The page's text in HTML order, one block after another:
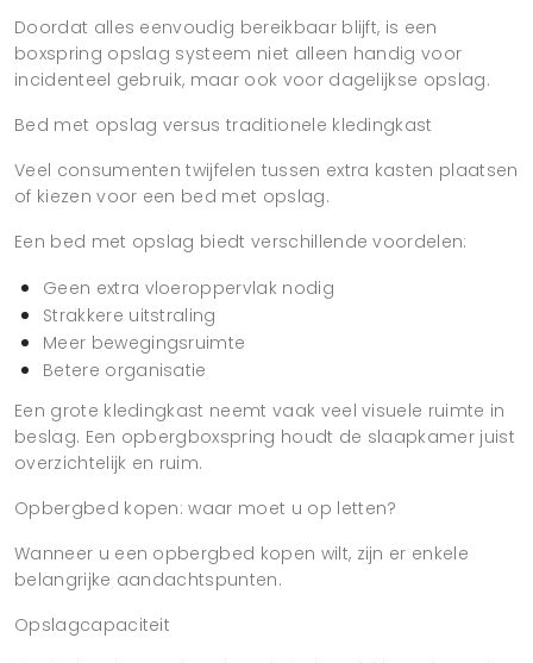
Doordat alles eenvoudig bereikbaar blijft, is een
boxspring opslag systeem niet alleen handig voor
incidenteel gebruik, maar ook voor dagelijkse opslag.
Bed met opslag versus traditionele kledingkast
Veel consumenten twijfelen tussen extra kasten plaatsen
of kiezen voor een bed met opslag.
Een bed met opslag biedt verschillende voordelen:
Geen extra vloeroppervlak nodig
Strakkere uitstraling
Meer bewegingsruimte
Betere organisatie
Een grote kledingkast neemt vaak veel visuele ruimte in
beslag. Een opbergboxspring houdt de slaapkamer juist
overzichtelijk en ruim.
Opbergbed kopen: waar moet u op letten?
Wanneer u een opbergbed kopen wilt, zijn er enkele
belangrijke aandachtspunten.
Opslagcapaciteit